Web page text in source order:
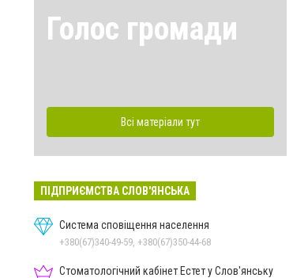
Голос громади
Всі матеріали тут
ПІДПРИЄМСТВА СЛОВ'ЯНСЬКА
Система сповіщення населення
+380(67)340-49-59, +380(67)350-44-68
Стоматологічний кабінет Естет у Слов'янську